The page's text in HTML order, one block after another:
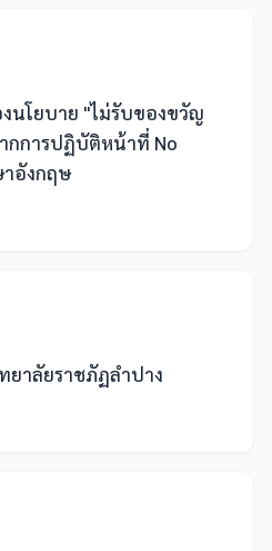
งนโยบาย "ไม่รับของขวัญ
กการปฏิบัติหน้าที่ No
าอังกฤษ
าลัยราชภัฏลำปาง